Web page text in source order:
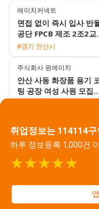
취업정보는 114114구
하루 정보등록 1,000건
★★★★★
에이치커넥트
면접 없이 즉시 입사 반
공단 FPCB 제조 2조2교
대 월 최대 380만원 통근
#경기 안산시
주식회사 원에이치
안산 사동 화장품 용기
팅 공장 여성 사원 모집
일당 및 주급 지급 가능
유니콘파트너스 주식회사
1인 1실 기숙사 제공 소
자동차 부품 생산 및 검
사원 모집
#경기 안성시
기초화장품 포장 긴급 대
규모 채용 만근수당 및